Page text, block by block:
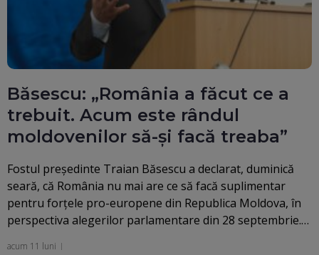
Băsescu: „România a făcut ce a
trebuit. Acum este rândul
moldovenilor să-și facă treaba”
Fostul preşedinte Traian Băsescu a declarat, duminică
seară, că România nu mai are ce să facă suplimentar
pentru forţele pro-europene din Republica Moldova, în
perspectiva alegerilor parlamentare din 28 septembrie.…
acum 11 luni